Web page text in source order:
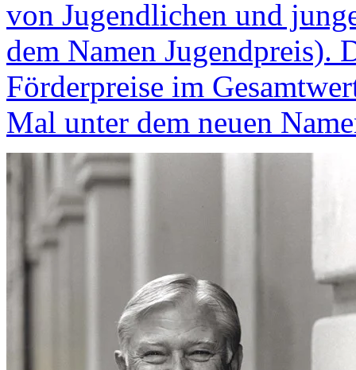
von Jugendlichen und
dem Namen Jugendpreis).
Förderpreise im
Mal unter dem neuen